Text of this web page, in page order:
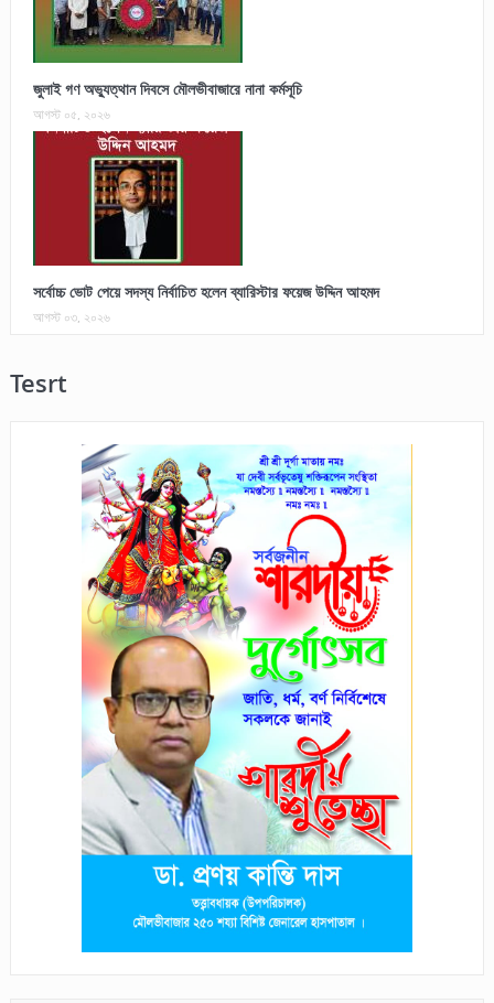
জুলাই গণ অভ্যুত্থান দিবসে মৌলভীবাজারে নানা কর্মসূচি
আগস্ট ০৫, ২০২৬
সর্বোচ্চ ভোট পেয়ে সদস্য নির্বাচিত হলেন ব্যারিস্টার ফয়েজ উদ্দিন আহমদ
আগস্ট ০৩, ২০২৬
Tesrt